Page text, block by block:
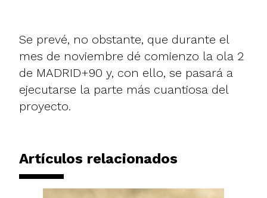
Se prevé, no obstante, que durante el
mes de noviembre dé comienzo la ola 2
de MADRID+90 y, con ello, se pasará a
ejecutarse la parte más cuantiosa del
proyecto.
Artículos relacionados